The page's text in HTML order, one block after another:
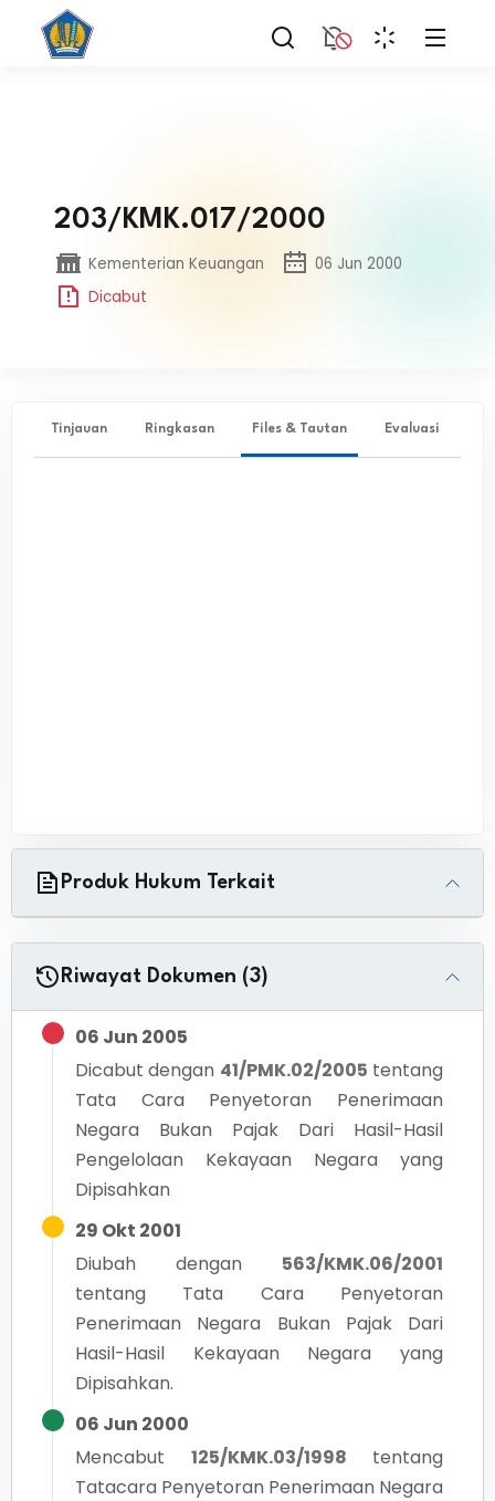
203/KMK.017/2000
Kementerian Keuangan
06 Jun 2000
Dicabut
Tinjauan Ringkasan Files & Tautan Evaluasi
Produk Hukum Terkait
Riwayat Dokumen (3)
06 Jun 2005
Dicabut dengan 41/PMK.02/2005 tentang
Tata Cara Penyetoran Penerimaan
Negara Bukan Pajak Dari Hasil-Hasil
Pengelolaan Kekayaan Negara yang
Dipisahkan
29 Okt 2001
Diubah dengan
563/KMK.06/2001
tentang Tata Cara Penyetoran
Penerimaan Negara Bukan Pajak Dari
Hasil-Hasil Kekayaan Negara yang
Dipisahkan.
06 Jun 2000
Mencabut
125/KMK.03/1998
tentang
Tatacara Penyetoran Penerimaan Negara